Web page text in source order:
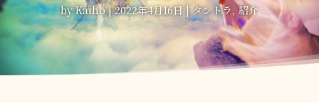
byKaiho|2022年4月16日|タントラ,紹介